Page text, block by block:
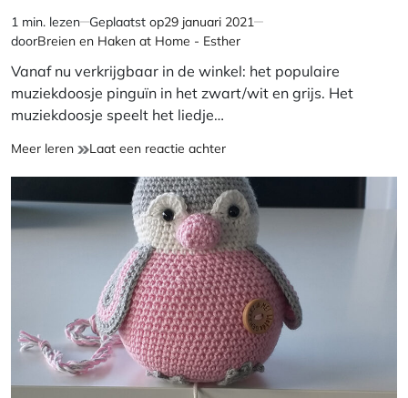
Geschatte
leestijd
1 min. lezen Geplaatst op29 januari 2021
doorBreien en Haken at Home - Esther
Vanaf nu verkrijgbaar in de winkel: het populaire
muziekdoosje pinguïn in het zwart/wit en grijs. Het
muziekdoosje speelt het liedje…
Meer leren NIEUW:
in
zwart/wit/grijs
Laat een reactie achterop
Muziekdoosje
Pinguïn
in
zwart/wit/grijs